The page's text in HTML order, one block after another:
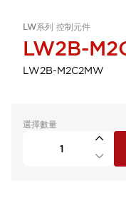
LW系列 控制元件
LW2B-
LW2B-M2C2MW
選擇數量